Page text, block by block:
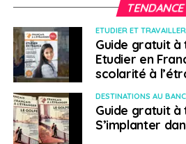
Laetitia Dive
TENDANCE
ETUDIER ET TRAVAILLER
Guide gratuit à
Etudier en
scolarité à
DESTINATIONS AU
Guide gratuit à
S’implanter